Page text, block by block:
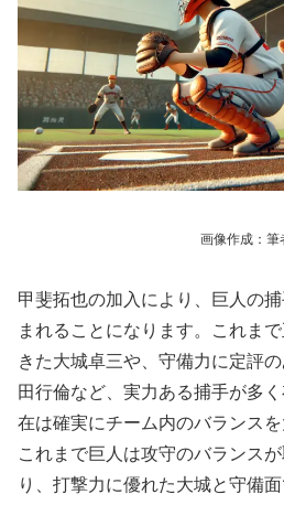
画像作成：筆
甲斐拓也の加入により、巨人の
まれることになります。これま
きた大城卓三や、守備力に定評
田行倫など、実力ある捕手が多
在は確実にチーム内のバランスを
これまで巨人は攻守のバランス
り、打撃力に優れた大城と守備